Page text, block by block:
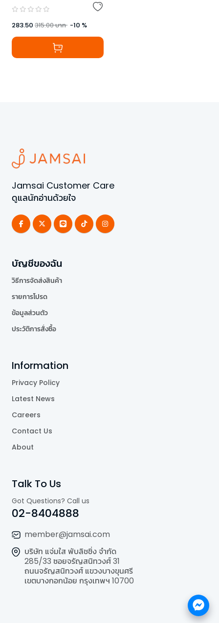
283.50 315.00บาท -10 %
Jamsai Customer Care
ดูแลนักอ่านด้วยใจ
บัญชีของฉัน
วิธีการจัดส่งสินค้า
รายการโปรด
ข้อมูลส่วนตัว
ประวัติการสั่งซื้อ
Information
Privacy Policy
Latest News
Careers
Contact Us
About
Talk To Us
Got Questions? Call us
02-8404888
member@jamsai.com
บริษัท แจ่มใส พับลิชชิ่ง จำกัด
285/33 ซอยจรัญสนิทวงศ์ 31
ถนนจรัญสนิทวงศ์ แขวงบางขุนศรี
เขตบางกอกน้อย กรุงเทพฯ 10700